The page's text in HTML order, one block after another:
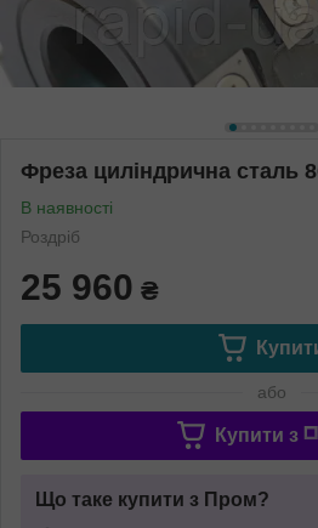
Фреза циліндрична сталь
В наявності
Роздріб
25 960 ₴
або
Купити з
Що таке купити з Пром?